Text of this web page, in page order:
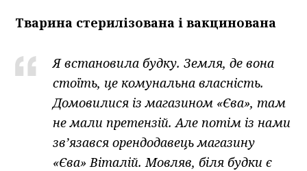
Тварина стерилізована і вакцинована
Я встановила будку. Земля, де вона
стоїть, це комунальна власність.
Домовилися із магазином «Єва», там
не мали претензій. Але потім із нами
зв’язався орендодавець магазину
«Єва» Віталій. Мовляв, біля будки є